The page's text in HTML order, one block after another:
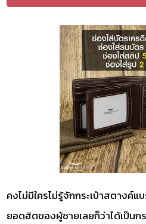
คงไม่มีใครไม่รู้จักกระเป๋าสตางค์แ
ยอดฮิตของผู้ชายเลยก็ว่าได้เป็นก